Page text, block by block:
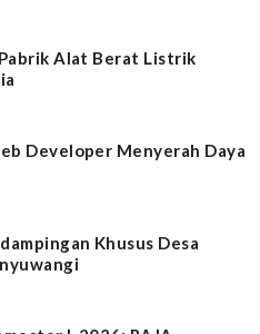
Alat Berat Listrik
Developer Menyerah Daya
Khusus Desa